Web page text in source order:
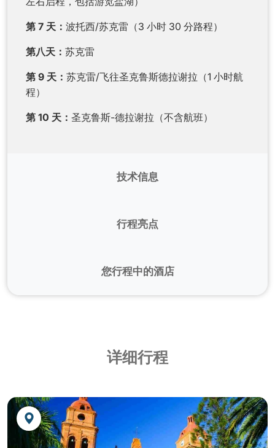
第 7 天： 波托西/苏克雷（3 小时 30 分路程）
第八天： 苏克雷
第 9 天： 苏克雷/飞往圣克鲁斯德拉谢拉（1 小时航
程）
第 10 天： 圣克鲁斯-德拉谢拉（不含航班）
技术信息
不强制接种疫苗。 大部分行程都在海拔高度
德拉谢拉和传教区属热带气候。
交通- 所有陆路路线均以私人交通工具提供。 对于2
或3人，服务为常规服务。
行程亮点
在玻利维亚的整个行程中，提供英语导游服
参观拉巴斯的历史中心、 洛斯安第斯街
岛，传说中印加人的诞生地。
在的的喀喀湖
上航行，这是世界上海拔最高的
湖泊（超过 3400 米）。
您行程中的酒店
Cortez 酒店距离市中心仅 5 分钟车程，是一家瑞士
木屋风格的热带酒店，拥有 3 间平房、11 间套房和
服务。 游泳池、桑拿浴室、美容沙龙、自助餐厅和
餐厅 "La Poza del Bato" 是客人可以使用的众多设
施。
详细行程